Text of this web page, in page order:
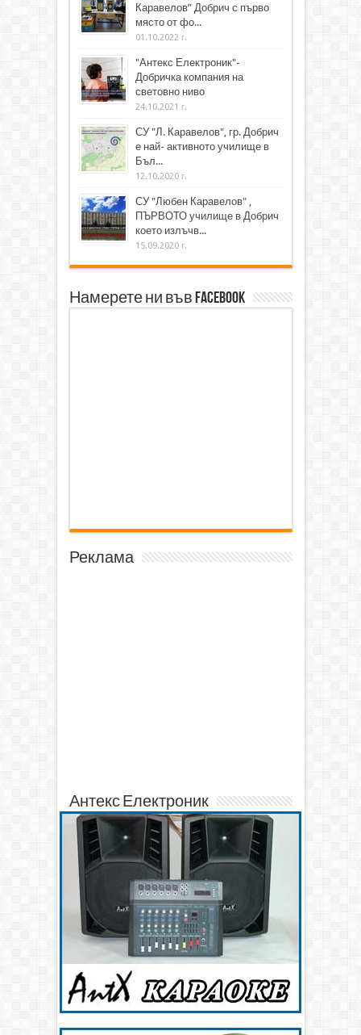
Каравелов” Добрич с първо
място от фо...
01.10.2022 г.
"Антекс Електроник"-
Добричка компания на
световно ниво
24.10.2021 г.
СУ "Л. Каравелов", гр. Добрич
е най- активното училище в
Бъл...
12.10.2020 г.
СУ "Любен Каравелов" ,
ПЪРВОТО училище в Добрич
което излъчв...
15.09.2020 г.
Намерете ни във Facebook
Реклама
Антекс Електроник